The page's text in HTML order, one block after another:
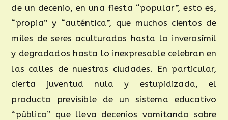
de un decenio, en una fiesta “popular”, esto es,
“propia” y “auténtica”, que muchos cientos de
miles de seres aculturados hasta lo inverosímil
y degradados hasta lo inexpresable celebran en
las calles de nuestras ciudades. En particular,
cierta juventud nula y estupidizada, el
producto previsible de un sistema educativo
“público” que lleva decenios vomitando sobre